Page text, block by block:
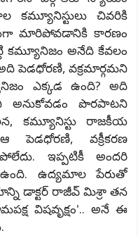
చివరికి
మారిపోవడానికి కారణం
అనేది కేవలం
పెడధోరణి, వక్రమార్గమని
ఎక్కడ ఉంది? అది
అనుకోవడం పొరపాటని
కమ్యూనిస్టు రాజకీయ
ఆ పెడధోరణి, వక్రీకరణ
ఇప్పటికీ అందరి
ఉంది. ఉద్యమాల పేరుతో
డాక్టర్ రాజీవ్ మిశ్రా తన
విషవృక్షం'.. అనే ఈ